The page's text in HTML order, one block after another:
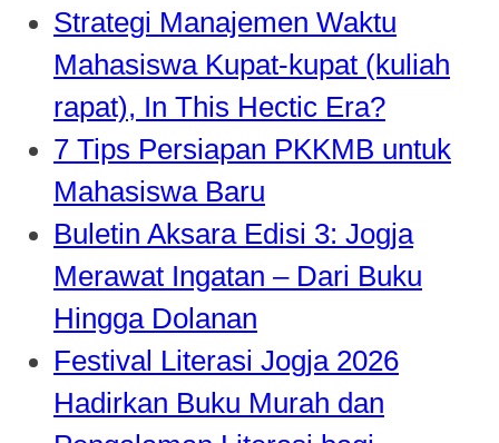
Strategi Manajemen Waktu
Mahasiswa Kupat-kupat (kuliah
rapat), In This Hectic Era?
7 Tips Persiapan PKKMB untuk
Mahasiswa Baru
Buletin Aksara Edisi 3: Jogja
Merawat Ingatan – Dari Buku
Hingga Dolanan
Festival Literasi Jogja 2026
Hadirkan Buku Murah dan